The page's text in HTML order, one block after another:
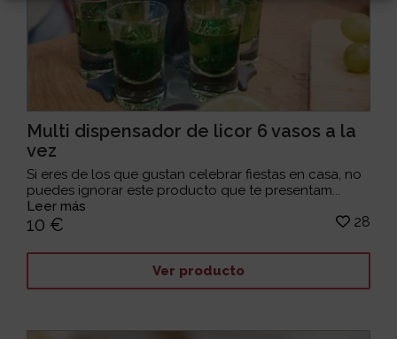
Multi dispensador de licor 6 vasos a la
vez
Si eres de los que gustan celebrar fiestas en casa, no
puedes ignorar este producto que te presentam...
Leer más
10 € 28
Ver producto